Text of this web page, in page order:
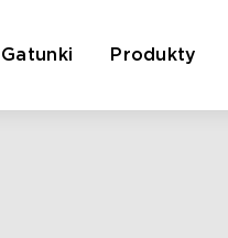
Gatunki Produkty